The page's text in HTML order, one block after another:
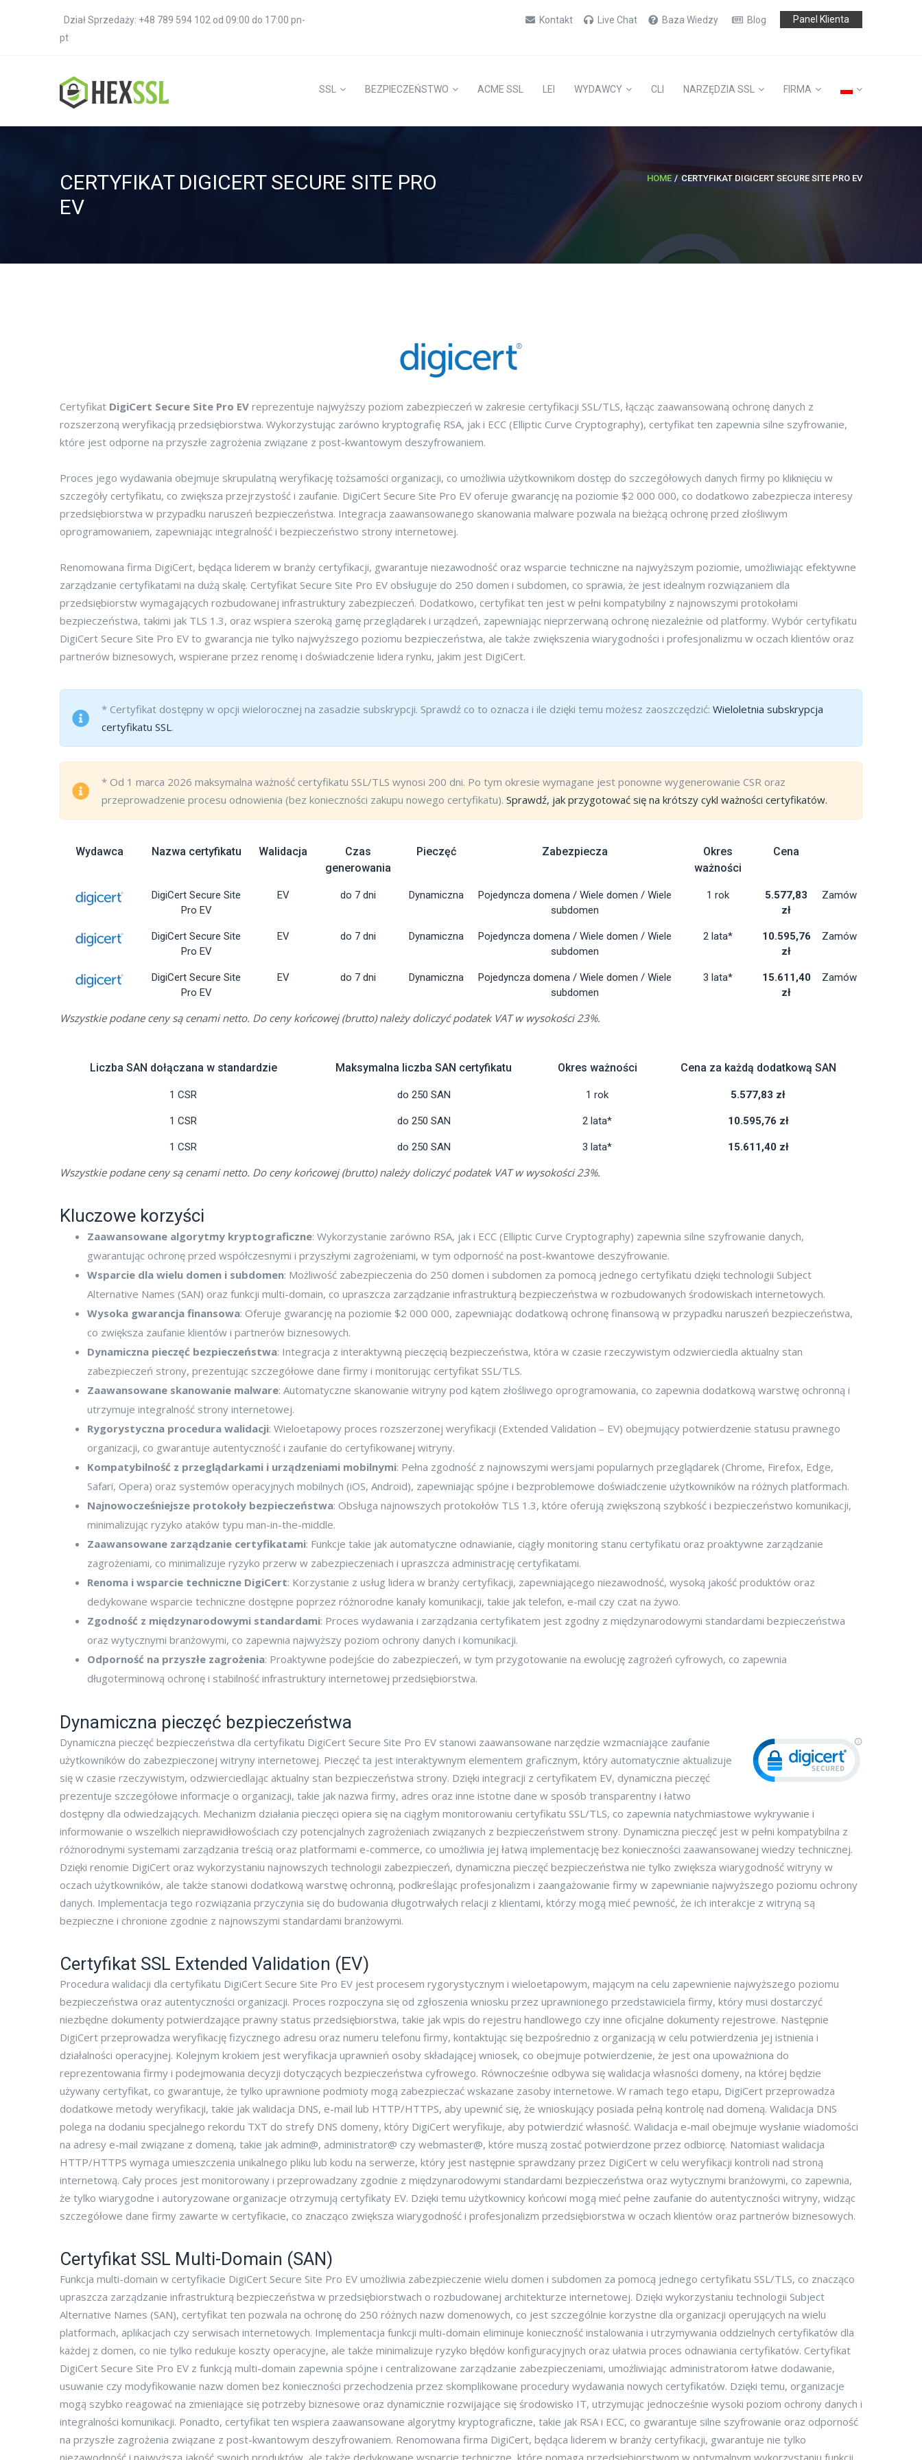
Dział Sprzedaży: +48 789 594 102 od 09:00 do 17:00 pn-
pt
Kontakt Live Chat Baza Wiedzy Blog Panel Klienta
SSL BEZPIECZEŃSTWO ACME SSL LEI WYDAWCY CLI NARZĘDZIA SSL FIRMA
CERTYFIKAT DIGICERT SECURE SITE PRO
EV
HOME CERTYFIKAT DIGICERT SECURE SITE PRO EV
Certyfikat DigiCert Secure Site Pro EV reprezentuje najwyższy poziom zabezpieczeń w zakresie certyfikacji SSL/TLS, łącząc zaawansowaną ochronę danych z
rozszerzoną weryfikacją przedsiębiorstwa. Wykorzystując zarówno kryptografię RSA, jak i ECC (Elliptic Curve Cryptography), certyfikat ten zapewnia silne szyfrowanie,
które jest odporne na przyszłe zagrożenia związane z post-kwantowym deszyfrowaniem.
Proces jego wydawania obejmuje skrupulatną weryfikację tożsamości organizacji, co umożliwia użytkownikom dostęp do szczegółowych danych firmy po kliknięciu w
szczegóły certyfikatu, co zwiększa przejrzystość i zaufanie. DigiCert Secure Site Pro EV oferuje gwarancję na poziomie $2 000 000, co dodatkowo zabezpiecza interesy
przedsiębiorstwa w przypadku naruszeń bezpieczeństwa. Integracja zaawansowanego skanowania malware pozwala na bieżącą ochronę przed złośliwym
oprogramowaniem, zapewniając integralność i bezpieczeństwo strony internetowej.
Renomowana firma DigiCert, będąca liderem w branży certyfikacji, gwarantuje niezawodność oraz wsparcie techniczne na najwyższym poziomie, umożliwiając efektywne
zarządzanie certyfikatami na dużą skalę. Certyfikat Secure Site Pro EV obsługuje do 250 domen i subdomen, co sprawia, że jest idealnym rozwiązaniem dla
przedsiębiorstw wymagających rozbudowanej infrastruktury zabezpieczeń. Dodatkowo, certyfikat ten jest w pełni kompatybilny z najnowszymi protokołami
bezpieczeństwa, takimi jak TLS 1.3, oraz wspiera szeroką gamę przeglądarek i urządzeń, zapewniając nieprzerwaną ochronę niezależnie od platformy. Wybór certyfikatu
DigiCert Secure Site Pro EV to gwarancja nie tylko najwyższego poziomu bezpieczeństwa, ale także zwiększenia wiarygodności i profesjonalizmu w oczach klientów oraz
partnerów biznesowych, wspierane przez renomę i doświadczenie lidera rynku, jakim jest DigiCert.
* Certyfikat dostępny w opcji wielorocznej na zasadzie subskrypcji. Sprawdź co to oznacza i ile dzięki temu możesz zaoszczędzić: Wieloletnia subskrypcja
certyfikatu SSL.
* Od 1 marca 2026 maksymalna ważność certyfikatu SSL/TLS wynosi 200 dni. Po tym okresie wymagane jest ponowne wygenerowanie CSR oraz
przeprowadzenie procesu odnowienia (bez konieczności zakupu nowego certyfikatu). Sprawdź, jak przygotować się na krótszy cykl ważności certyfikatów.
Wydawca Nazwa certyfikatu Walidacja
Czas
generowania
Pieczęć Zabezpiecza
Okres
ważności
Cena
DigiCert Secure Site
Pro EV
EV do 7 dni Dynamiczna
Pojedyncza domena / Wiele domen / Wiele
subdomen
1 rok
5.577,83
zł
Zamów
DigiCert Secure Site
Pro EV
EV do 7 dni Dynamiczna
Pojedyncza domena / Wiele domen / Wiele
subdomen
2 lata*
10.595,76
zł
Zamów
DigiCert Secure Site
Pro EV
EV do 7 dni Dynamiczna
Pojedyncza domena / Wiele domen / Wiele
subdomen
3 lata*
15.611,40
zł
Zamów
Wszystkie podane ceny są cenami netto. Do ceny końcowej (brutto) należy doliczyć podatek VAT w wysokości 23%.
Liczba SAN dołączana w standardzie Maksymalna liczba SAN certyfikatu Okres ważności Cena za każdą dodatkową SAN
1 CSR do 250 SAN 1 rok 5.577,83 zł
1 CSR do 250 SAN 2 lata* 10.595,76 zł
1 CSR do 250 SAN 3 lata* 15.611,40 zł
Wszystkie podane ceny są cenami netto. Do ceny końcowej (brutto) należy doliczyć podatek VAT w wysokości 23%.
Kluczowe korzyści
Zaawansowane algorytmy kryptograficzne: Wykorzystanie zarówno RSA, jak i ECC (Elliptic Curve Cryptography) zapewnia silne szyfrowanie danych,
gwarantując ochronę przed współczesnymi i przyszłymi zagrożeniami, w tym odporność na post-kwantowe deszyfrowanie.
Wsparcie dla wielu domen i subdomen: Możliwość zabezpieczenia do 250 domen i subdomen za pomocą jednego certyfikatu dzięki technologii Subject
Alternative Names (SAN) oraz funkcji multi-domain, co upraszcza zarządzanie infrastrukturą bezpieczeństwa w rozbudowanych środowiskach internetowych.
Wysoka gwarancja finansowa: Oferuje gwarancję na poziomie $2 000 000, zapewniając dodatkową ochronę finansową w przypadku naruszeń bezpieczeństwa,
co zwiększa zaufanie klientów i partnerów biznesowych.
Dynamiczna pieczęć bezpieczeństwa: Integracja z interaktywną pieczęcią bezpieczeństwa, która w czasie rzeczywistym odzwierciedla aktualny stan
zabezpieczeń strony, prezentując szczegółowe dane firmy i monitorując certyfikat SSL/TLS.
Zaawansowane skanowanie malware: Automatyczne skanowanie witryny pod kątem złośliwego oprogramowania, co zapewnia dodatkową warstwę ochronną i
utrzymuje integralność strony internetowej.
Rygorystyczna procedura walidacji: Wieloetapowy proces rozszerzonej weryfikacji (Extended Validation – EV) obejmujący potwierdzenie statusu prawnego
organizacji, co gwarantuje autentyczność i zaufanie do certyfikowanej witryny.
Kompatybilność z przeglądarkami i urządzeniami mobilnymi: Pełna zgodność z najnowszymi wersjami popularnych przeglądarek (Chrome, Firefox, Edge,
Safari, Opera) oraz systemów operacyjnych mobilnych (iOS, Android), zapewniając spójne i bezproblemowe doświadczenie użytkowników na różnych platformach.
Najnowocześniejsze protokoły bezpieczeństwa: Obsługa najnowszych protokołów TLS 1.3, które oferują zwiększoną szybkość i bezpieczeństwo komunikacji,
minimalizując ryzyko ataków typu man-in-the-middle.
Zaawansowane zarządzanie certyfikatami: Funkcje takie jak automatyczne odnawianie, ciągły monitoring stanu certyfikatu oraz proaktywne zarządzanie
zagrożeniami, co minimalizuje ryzyko przerw w zabezpieczeniach i upraszcza administrację certyfikatami.
Renoma i wsparcie techniczne DigiCert: Korzystanie z usług lidera w branży certyfikacji, zapewniającego niezawodność, wysoką jakość produktów oraz
dedykowane wsparcie techniczne dostępne poprzez różnorodne kanały komunikacji, takie jak telefon, e-mail czy czat na żywo.
Zgodność z międzynarodowymi standardami: Proces wydawania i zarządzania certyfikatem jest zgodny z międzynarodowymi standardami bezpieczeństwa
oraz wytycznymi branżowymi, co zapewnia najwyższy poziom ochrony danych i komunikacji.
Odporność na przyszłe zagrożenia: Proaktywne podejście do zabezpieczeń, w tym przygotowanie na ewolucję zagrożeń cyfrowych, co zapewnia
długoterminową ochronę i stabilność infrastruktury internetowej przedsiębiorstwa.
Dynamiczna pieczęć bezpieczeństwa
Dynamiczna pieczęć bezpieczeństwa dla certyfikatu DigiCert Secure Site Pro EV stanowi zaawansowane narzędzie wzmacniające zaufanie
użytkowników do zabezpieczonej witryny internetowej. Pieczęć ta jest interaktywnym elementem graficznym, który automatycznie aktualizuje
się w czasie rzeczywistym, odzwierciedlając aktualny stan bezpieczeństwa strony. Dzięki integracji z certyfikatem EV, dynamiczna pieczęć
prezentuje szczegółowe informacje o organizacji, takie jak nazwa firmy, adres oraz inne istotne dane w sposób transparentny i łatwo
dostępny dla odwiedzających. Mechanizm działania pieczęci opiera się na ciągłym monitorowaniu certyfikatu SSL/TLS, co zapewnia natychmiastowe wykrywanie i
informowanie o wszelkich nieprawidłowościach czy potencjalnych zagrożeniach związanych z bezpieczeństwem strony. Dynamiczna pieczęć jest w pełni kompatybilna z
różnorodnymi systemami zarządzania treścią oraz platformami e-commerce, co umożliwia jej łatwą implementację bez konieczności zaawansowanej wiedzy technicznej.
Dzięki renomie DigiCert oraz wykorzystaniu najnowszych technologii zabezpieczeń, dynamiczna pieczęć bezpieczeństwa nie tylko zwiększa wiarygodność witryny w
oczach użytkowników, ale także stanowi dodatkową warstwę ochronną, podkreślając profesjonalizm i zaangażowanie firmy w zapewnianie najwyższego poziomu ochrony
danych. Implementacja tego rozwiązania przyczynia się do budowania długotrwałych relacji z klientami, którzy mogą mieć pewność, że ich interakcje z witryną są
bezpieczne i chronione zgodnie z najnowszymi standardami branżowymi.
Certyfikat SSL Extended Validation (EV)
Procedura walidacji dla certyfikatu DigiCert Secure Site Pro EV jest procesem rygorystycznym i wieloetapowym, mającym na celu zapewnienie najwyższego poziomu
bezpieczeństwa oraz autentyczności organizacji. Proces rozpoczyna się od zgłoszenia wniosku przez uprawnionego przedstawiciela firmy, który musi dostarczyć
niezbędne dokumenty potwierdzające prawny status przedsiębiorstwa, takie jak wpis do rejestru handlowego czy inne oficjalne dokumenty rejestrowe. Następnie
DigiCert przeprowadza weryfikację fizycznego adresu oraz numeru telefonu firmy, kontaktując się bezpośrednio z organizacją w celu potwierdzenia jej istnienia i
działalności operacyjnej. Kolejnym krokiem jest weryfikacja uprawnień osoby składającej wniosek, co obejmuje potwierdzenie, że jest ona upoważniona do
reprezentowania firmy i podejmowania decyzji dotyczących bezpieczeństwa cyfrowego. Równocześnie odbywa się walidacja własności domeny, na której będzie
używany certyfikat, co gwarantuje, że tylko uprawnione podmioty mogą zabezpieczać wskazane zasoby internetowe. W ramach tego etapu, DigiCert przeprowadza
dodatkowe metody weryfikacji, takie jak walidacja DNS, e-mail lub HTTP/HTTPS, aby upewnić się, że wnioskujący posiada pełną kontrolę nad domeną. Walidacja DNS
polega na dodaniu specjalnego rekordu TXT do strefy DNS domeny, który DigiCert weryfikuje, aby potwierdzić własność. Walidacja e-mail obejmuje wysłanie wiadomości
na adresy e-mail związane z domeną, takie jak admin@, administrator@ czy webmaster@, które muszą zostać potwierdzone przez odbiorcę. Natomiast walidacja
HTTP/HTTPS wymaga umieszczenia unikalnego pliku lub kodu na serwerze, który jest następnie sprawdzany przez DigiCert w celu weryfikacji kontroli nad stroną
internetową. Cały proces jest monitorowany i przeprowadzany zgodnie z międzynarodowymi standardami bezpieczeństwa oraz wytycznymi branżowymi, co zapewnia,
że tylko wiarygodne i autoryzowane organizacje otrzymują certyfikaty EV. Dzięki temu użytkownicy końcowi mogą mieć pełne zaufanie do autentyczności witryny, widząc
szczegółowe dane firmy zawarte w certyfikacie, co znacząco zwiększa wiarygodność i profesjonalizm przedsiębiorstwa w oczach klientów oraz partnerów biznesowych.
Certyfikat SSL Multi-Domain (SAN)
Funkcja multi-domain w certyfikacie DigiCert Secure Site Pro EV umożliwia zabezpieczenie wielu domen i subdomen za pomocą jednego certyfikatu SSL/TLS, co znacząco
upraszcza zarządzanie infrastrukturą bezpieczeństwa w przedsiębiorstwach o rozbudowanej architekturze internetowej. Dzięki wykorzystaniu technologii Subject
Alternative Names (SAN), certyfikat ten pozwala na ochronę do 250 różnych nazw domenowych, co jest szczególnie korzystne dla organizacji operujących na wielu
platformach, aplikacjach czy serwisach internetowych. Implementacja funkcji multi-domain eliminuje konieczność instalowania i utrzymywania oddzielnych certyfikatów dla
każdej z domen, co nie tylko redukuje koszty operacyjne, ale także minimalizuje ryzyko błędów konfiguracyjnych oraz ułatwia proces odnawiania certyfikatów. Certyfikat
DigiCert Secure Site Pro EV z funkcją multi-domain zapewnia spójne i centralizowane zarządzanie zabezpieczeniami, umożliwiając administratorom łatwe dodawanie,
usuwanie czy modyfikowanie nazw domen bez konieczności przechodzenia przez skomplikowane procedury wydawania nowych certyfikatów. Dzięki temu, organizacje
mogą szybko reagować na zmieniające się potrzeby biznesowe oraz dynamicznie rozwijające się środowisko IT, utrzymując jednocześnie wysoki poziom ochrony danych i
integralności komunikacji. Ponadto, certyfikat ten wspiera zaawansowane algorytmy kryptograficzne, takie jak RSA i ECC, co gwarantuje silne szyfrowanie oraz odporność
na przyszłe zagrożenia związane z post-kwantowym deszyfrowaniem. Renomowana firma DigiCert, będąca liderem w branży certyfikacji, gwarantuje nie tylko